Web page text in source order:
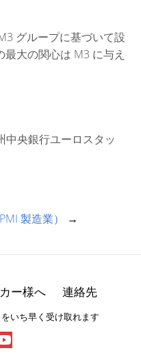
グループに基づいて設
大の関心は M3 に与え
中央銀行ユーロスタッ
製造業） →
ー様へ 連絡先
いち早く受け取れます